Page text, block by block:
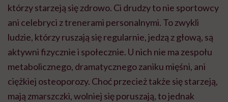
którzy starzeją się zdrowo. Ci drudzy to nie sportowcy
ani celebryci z trenerami personalnymi. To zwykli
ludzie, którzy ruszają się regularnie, jedzą z głową, są
aktywni fizycznie i społecznie. U nich nie ma zespołu
metabolicznego, dramatycznego zaniku mięśni, ani
ciężkiej osteoporozy. Choć przecież także się starzeją,
mają zmarszczki, wolniej się poruszają, to jednak